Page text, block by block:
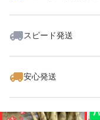
産地：沖縄県
賞味期限：到着後、
スピード発送
安心発送